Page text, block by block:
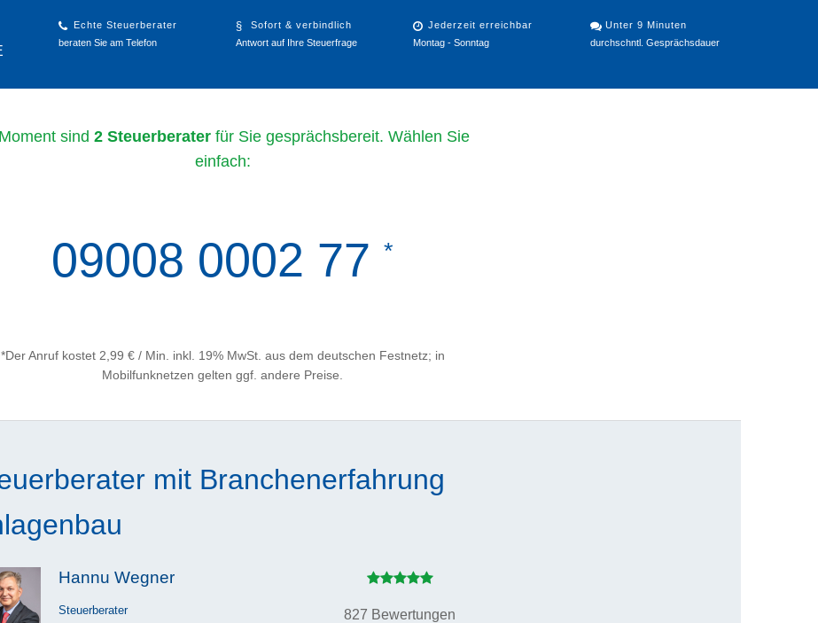
Echte Steuerberater
beraten Sie am Telefon
Sofort & verbindlich
Antwort auf Ihre Steuerfrage
Jederzeit erreichbar
Montag - Sonntag
Unter 9 Minuten
durchschntl. Gesprächsdauer
sind 2 Steuerberaterfür Sie gesprächsbereit. Wählen Sie
einfach:
09008 0002 77 *
*Der Anruf kostet 2,99 € / Min. inkl. 19% MwSt. aus dem deutschen Festnetz; in
Mobilfunknetzen gelten ggf. andere Preise.
mit Branchenerfahrung
Hannu Wegner
Steuerberater 827 Bewertungen